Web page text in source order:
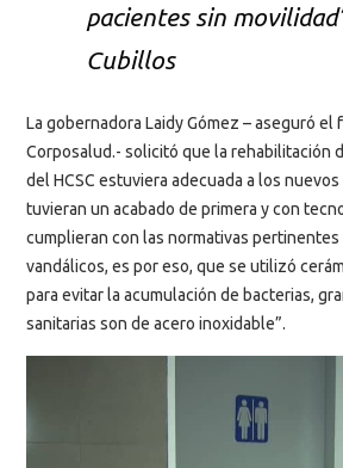
pacientes sin
Cubillos
La gobernadora Laidy Gómez – aseguró el
Corposalud.- solicitó que la rehabilitación
del HCSC estuviera adecuada a los
tuvieran un acabado de primera y con
cumplieran con las normativas
vandálicos, es por eso, que se utilizó
para evitar la acumulación de bacterias,
sanitarias son de acero inoxidable”.